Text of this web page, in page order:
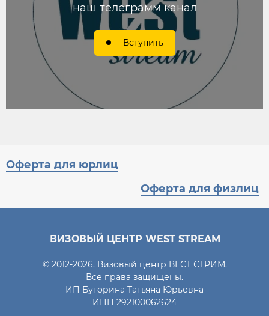
наш телеграмм канал
Вступить
Оферта для юрлиц
Оферта для физлиц
© 2012-2026. Визовый центр ВЕСТ СТРИМ.
Все права защищены.
ИП Буторина Татьяна Юрьевна
ИНН 292100062624
ВИЗОВЫЙ ЦЕНТР WEST STREAM